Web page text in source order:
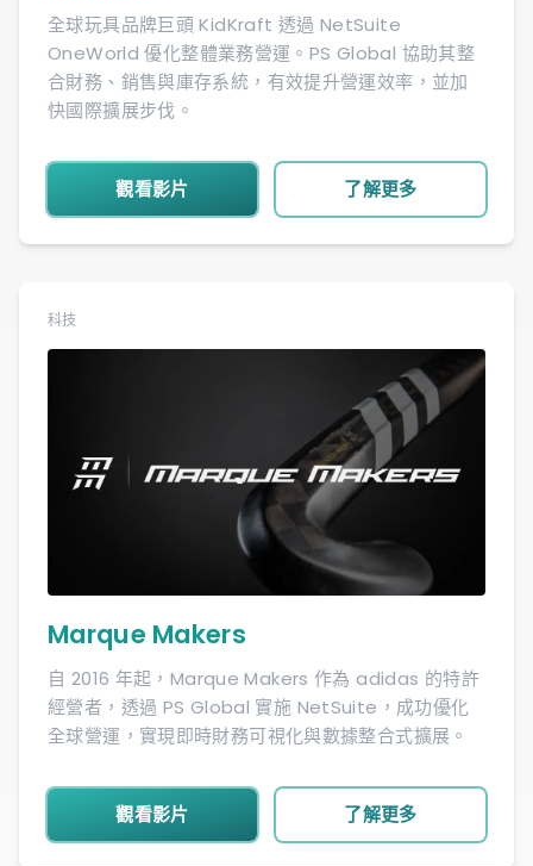
全球玩具品牌巨頭 KidKraft 透過 NetSuite
OneWorld 優化整體業務營運。PS Global 協助其整
合財務、銷售與庫存系統，有效提升營運效率，並加
快國際擴展步伐。
觀看影片 了解更多
科技
Marque Makers
自 2016 年起，Marque Makers 作為 adidas 的特許
經營者，透過 PS Global 實施 NetSuite，成功優化
全球營運，實現即時財務可視化與數據整合式擴展。
觀看影片 了解更多